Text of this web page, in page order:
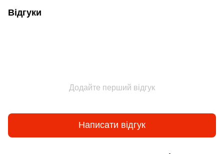
Відгуки
Додайте перший відгук
Написати відгук